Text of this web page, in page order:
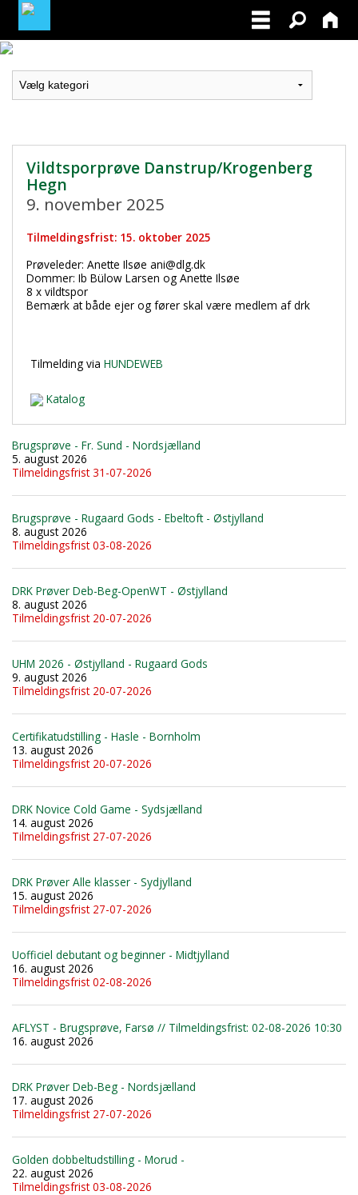
LOGIN / PROFIL
Vildtsporprøve Danstrup/Krogenberg
Hegn
9. november 2025
Tilmeldingsfrist: 15. oktober 2025
Prøveleder: Anette Ilsøe ani@dlg.dk
Dommer: Ib Bülow Larsen og Anette Ilsøe
8 x vildtspor
Bemærk at både ejer og fører skal være medlem af drk
Tilmelding via HUNDEWEB
Katalog
Brugsprøve - Fr. Sund - Nordsjælland
5. august 2026
Tilmeldingsfrist 31-07-2026
Brugsprøve - Rugaard Gods - Ebeltoft - Østjylland
8. august 2026
Tilmeldingsfrist 03-08-2026
DRK Prøver Deb-Beg-OpenWT - Østjylland
8. august 2026
Tilmeldingsfrist 20-07-2026
UHM 2026 - Østjylland - Rugaard Gods
9. august 2026
Tilmeldingsfrist 20-07-2026
Certifikatudstilling - Hasle - Bornholm
13. august 2026
Tilmeldingsfrist 20-07-2026
DRK Novice Cold Game - Sydsjælland
14. august 2026
Tilmeldingsfrist 27-07-2026
DRK Prøver Alle klasser - Sydjylland
15. august 2026
Tilmeldingsfrist 27-07-2026
Uofficiel debutant og beginner - Midtjylland
16. august 2026
Tilmeldingsfrist 02-08-2026
AFLYST - Brugsprøve, Farsø // Tilmeldingsfrist: 02-08-2026 10:30
16. august 2026
DRK Prøver Deb-Beg - Nordsjælland
17. august 2026
Tilmeldingsfrist 27-07-2026
Golden dobbeltudstilling - Morud -
22. august 2026
Tilmeldingsfrist 03-08-2026